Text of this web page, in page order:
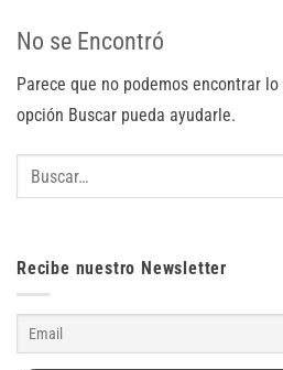
No se Encontró
Parece que no podemos encontrar
opción Buscar pueda ayudarle.
Recibe nuestro Newsletter